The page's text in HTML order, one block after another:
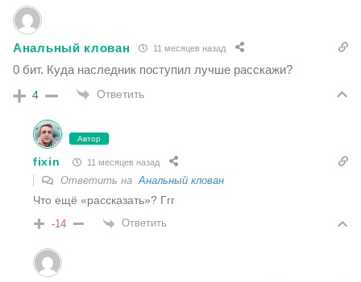
Анальный клован 11 месяцев назад
0 бит. Куда наследник поступил лучше расскажи?
4 Ответить
Автор
fixin 11 месяцев назад
Ответить наАнальный клован
Что ещё «рассказать»? Ггг
-14 Ответить